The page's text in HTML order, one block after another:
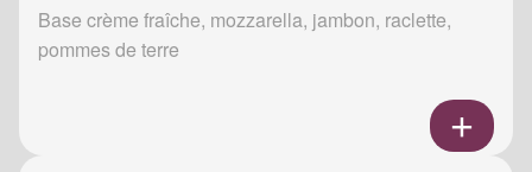
Base crème fraîche, mozzarella, jambon, raclette,
pommes de terre